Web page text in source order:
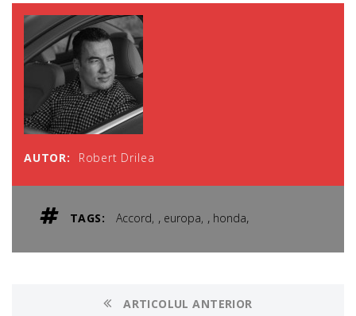
AUTOR: Robert Drilea
TAGS: Accord , europa , honda,
ARTICOLUL ANTERIOR